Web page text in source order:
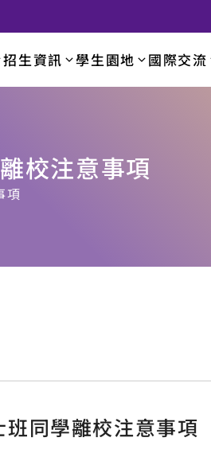
招生資訊 學生園地 國際交流
校注意事項
項
同學離校注意事項